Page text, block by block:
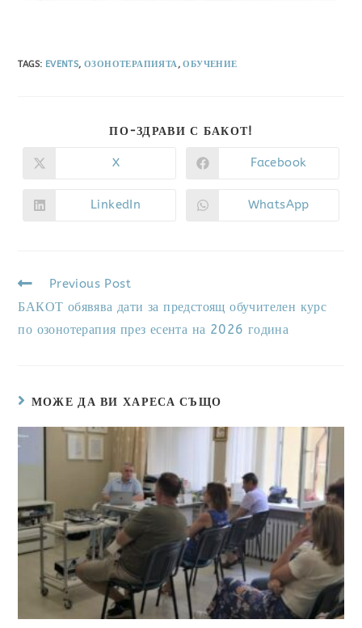
TAGS: EVENTS, ОЗОНОТЕРАПИЯТА, ОБУЧЕНИЕ
ПО-ЗДРАВИ С БАКОТ!
X Facebook
LinkedIn WhatsApp
Previous Post
БАКОТ обявява дати за предстоящ обучителен курс
по озонотерапия през есента на 2026 година
МОЖЕ ДА ВИ ХАРЕСА СЪЩО